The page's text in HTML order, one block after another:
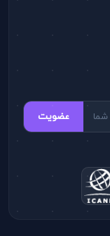
عضویت